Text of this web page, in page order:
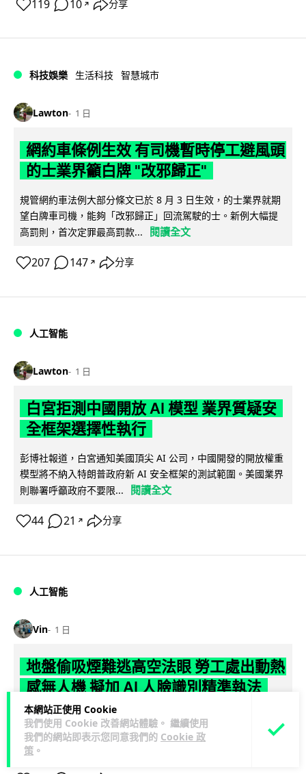
本網站正使用 Cookie
我們使用 Cookie 改善網站體驗。 繼續使用
我們的網站即表示您同意我們的 Cookie 政
策 。
119 10 ↗ 分享
科技娛樂 生活科技 智慧城市
Lawton 1 日
網約車條例生效 有司機暫時停工避風頭
的士業界籲白牌 "改邪歸正"
規管網約車法例大部分條文已於 8 月 3 日生效，的士業界就期
望白牌車司機，能夠「改邪歸正」回流駕駛的士。新例大幅提
高罰則，首次定罪最高罰款...
閱讀全文
207 147 ↗ 分享
人工智能
Lawton 1 日
白宮拒測中國開放 AI 模型 業界質疑安
全框架選擇性執行
彭博社報道，白宮通知美國頂尖 AI 公司，中國開發的開放權重
模型將不納入特朗普政府新 AI 安全框架的測試範圍。美國業界
則聯署呼籲政府不要限...
閱讀全文
44 21 ↗ 分享
人工智能
Vin 1 日
地盤偷吸煙難逃高空法眼 勞工處出動熱
感無人機 擬加 AI 人臉識別精準執法
勞工處投入配備熱感應鏡頭的小型無人機進行高空巡邏以打擊
地盤違例吸煙，並正研究於未來一年內引入 AI 人臉識別與行為
分析功能，結合三大技術進一...